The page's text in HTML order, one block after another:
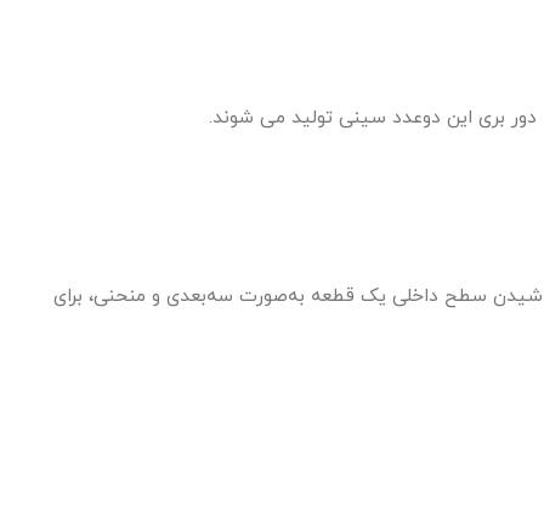
بری این دوعدد سینی تولید می شوند.
سطح داخلی یک قطعه به‌صورت سه‌بعدی و منحنی، برای